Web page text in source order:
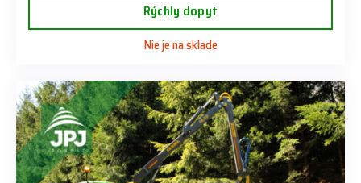
Rýchly dopyt
Nie je na sklade